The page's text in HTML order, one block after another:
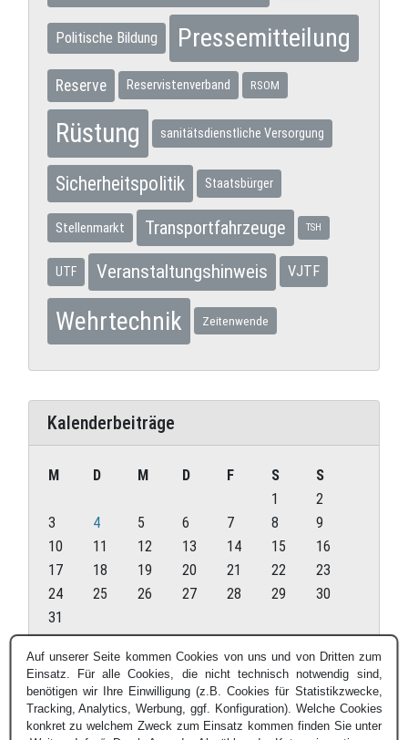
Politische Bildung Pressemitteilung
Reserve Reservistenverband RSOM
Rüstung sanitätsdienstliche Versorgung
Sicherheitspolitik Staatsbürger
Stellenmarkt Transportfahrzeuge TSH
UTF Veranstaltungshinweis VJTF
Wehrtechnik Zeitenwende
Kalenderbeiträge
August 2026
M D M D F S
S
1
2
3
4 5 6 7 8
9
10
11 12 13 14 15
16
17
18 19 20 21 22
23
24
25 26 27 28 29
30
31
« Juli
Auf unserer Seite kommen Cookies von uns und von Dritten zum
Einsatz. Für alle Cookies, die nicht technisch notwendig sind,
benötigen wir Ihre Einwilligung (z.B. Cookies für Statistikzwecke,
Tracking, Analytics, Werbung, ggf. Konfiguration). Welche Cookies
konkret zu welchem Zweck zum Einsatz kommen finden Sie unter